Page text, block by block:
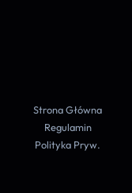
Strona Główna
Regulamin
Polityka Pryw.